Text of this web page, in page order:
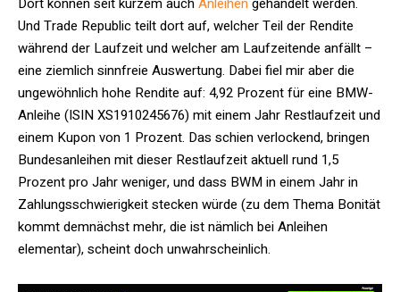
Und Trade Republic teilt dort auf, welcher Teil der Rendite
während der Laufzeit und welcher am Laufzeitende anfällt –
eine ziemlich sinnfreie Auswertung. Dabei fiel mir aber die
ungewöhnlich hohe Rendite auf: 4,92 Prozent für eine BMW-
Anleihe (ISIN XS1910245676) mit einem Jahr Restlaufzeit und
einem Kupon von 1 Prozent. Das schien verlockend, bringen
Bundesanleihen mit dieser Restlaufzeit aktuell rund 1,5
Prozent pro Jahr weniger, und dass BWM in einem Jahr in
Zahlungsschwierigkeit stecken würde (zu dem Thema Bonität
kommt demnächst mehr, die ist nämlich bei Anleihen
elementar), scheint doch unwahrscheinlich.